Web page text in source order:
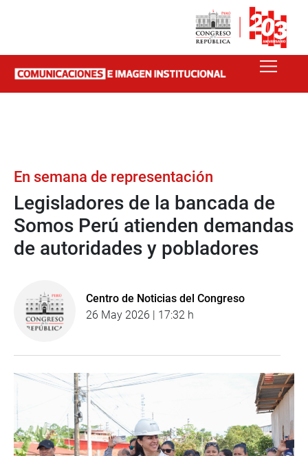
En semana de representación
Legisladores de la bancada de
Somos Perú atienden demandas
de autoridades y pobladores
Centro de Noticias del Congreso
26 May 2026 | 17:32 h